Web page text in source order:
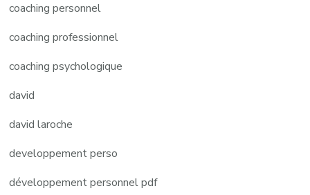
coaching personnel
coaching professionnel
coaching psychologique
david
david laroche
developpement perso
développement personnel pdf